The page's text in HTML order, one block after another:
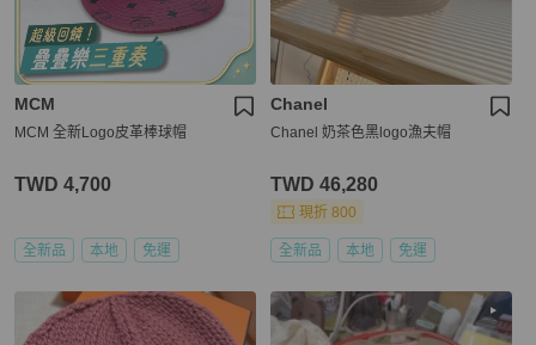
MCM
MCM 全新Logo皮革棒球帽
TWD 4,700
全新品 本地 免運
Chanel
Chanel 奶茶色黑logo漁夫帽
TWD 46,280
現折 800
全新品 本地 免運